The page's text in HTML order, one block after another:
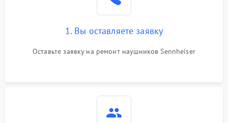
1. Вы оставляете заявку
Оставьте заявку на ремонт наушников Sennheiser